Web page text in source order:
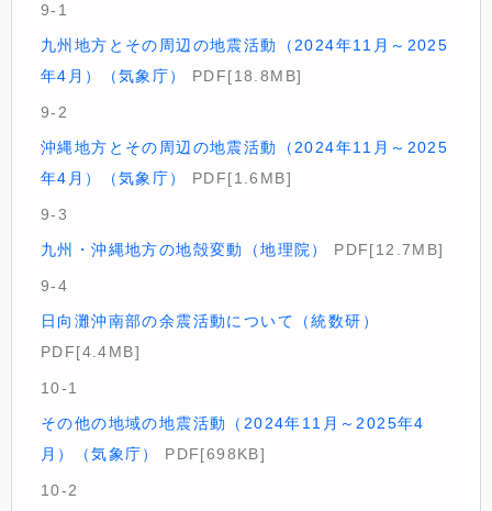
9-1
九州地方とその周辺の地震活動（2024年11月～2025
年4月）（気象庁）
PDF[18.8MB]
9-2
沖縄地方とその周辺の地震活動（2024年11月～2025
年4月）（気象庁）
PDF[1.6MB]
9-3
九州・沖縄地方の地殻変動（地理院）
PDF[12.7MB]
9-4
日向灘沖南部の余震活動について（統数研）
PDF[4.4MB]
10-1
その他の地域の地震活動（2024年11月～2025年4
月）（気象庁）
PDF[698KB]
10-2